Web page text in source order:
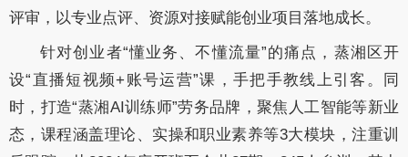
评审，以专业点评、资源对接赋能创业项目落地成长。
针对创业者“懂业务、不懂流量”的痛点，蒸湘区开
设“直播短视频+账号运营”课，手把手教线上引客。同
时，打造“蒸湘AI训练师”劳务品牌，聚焦人工智能等新业
态，课程涵盖理论、实操和职业素养等3大模块，注重训